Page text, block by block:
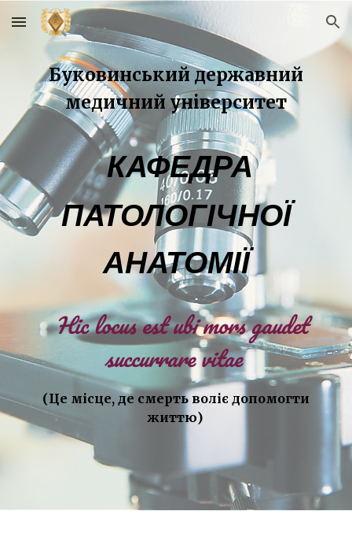
Skip to main content Skip to navigation
Буковинський державний
медичний університет
КАФЕДРА
ПАТОЛОГІЧНОЇ
АНАТОМІЇ
Hic locus est ubi mors gaudet
succurrare vitae
(Це місце, де смерть воліє допомогти
життю)